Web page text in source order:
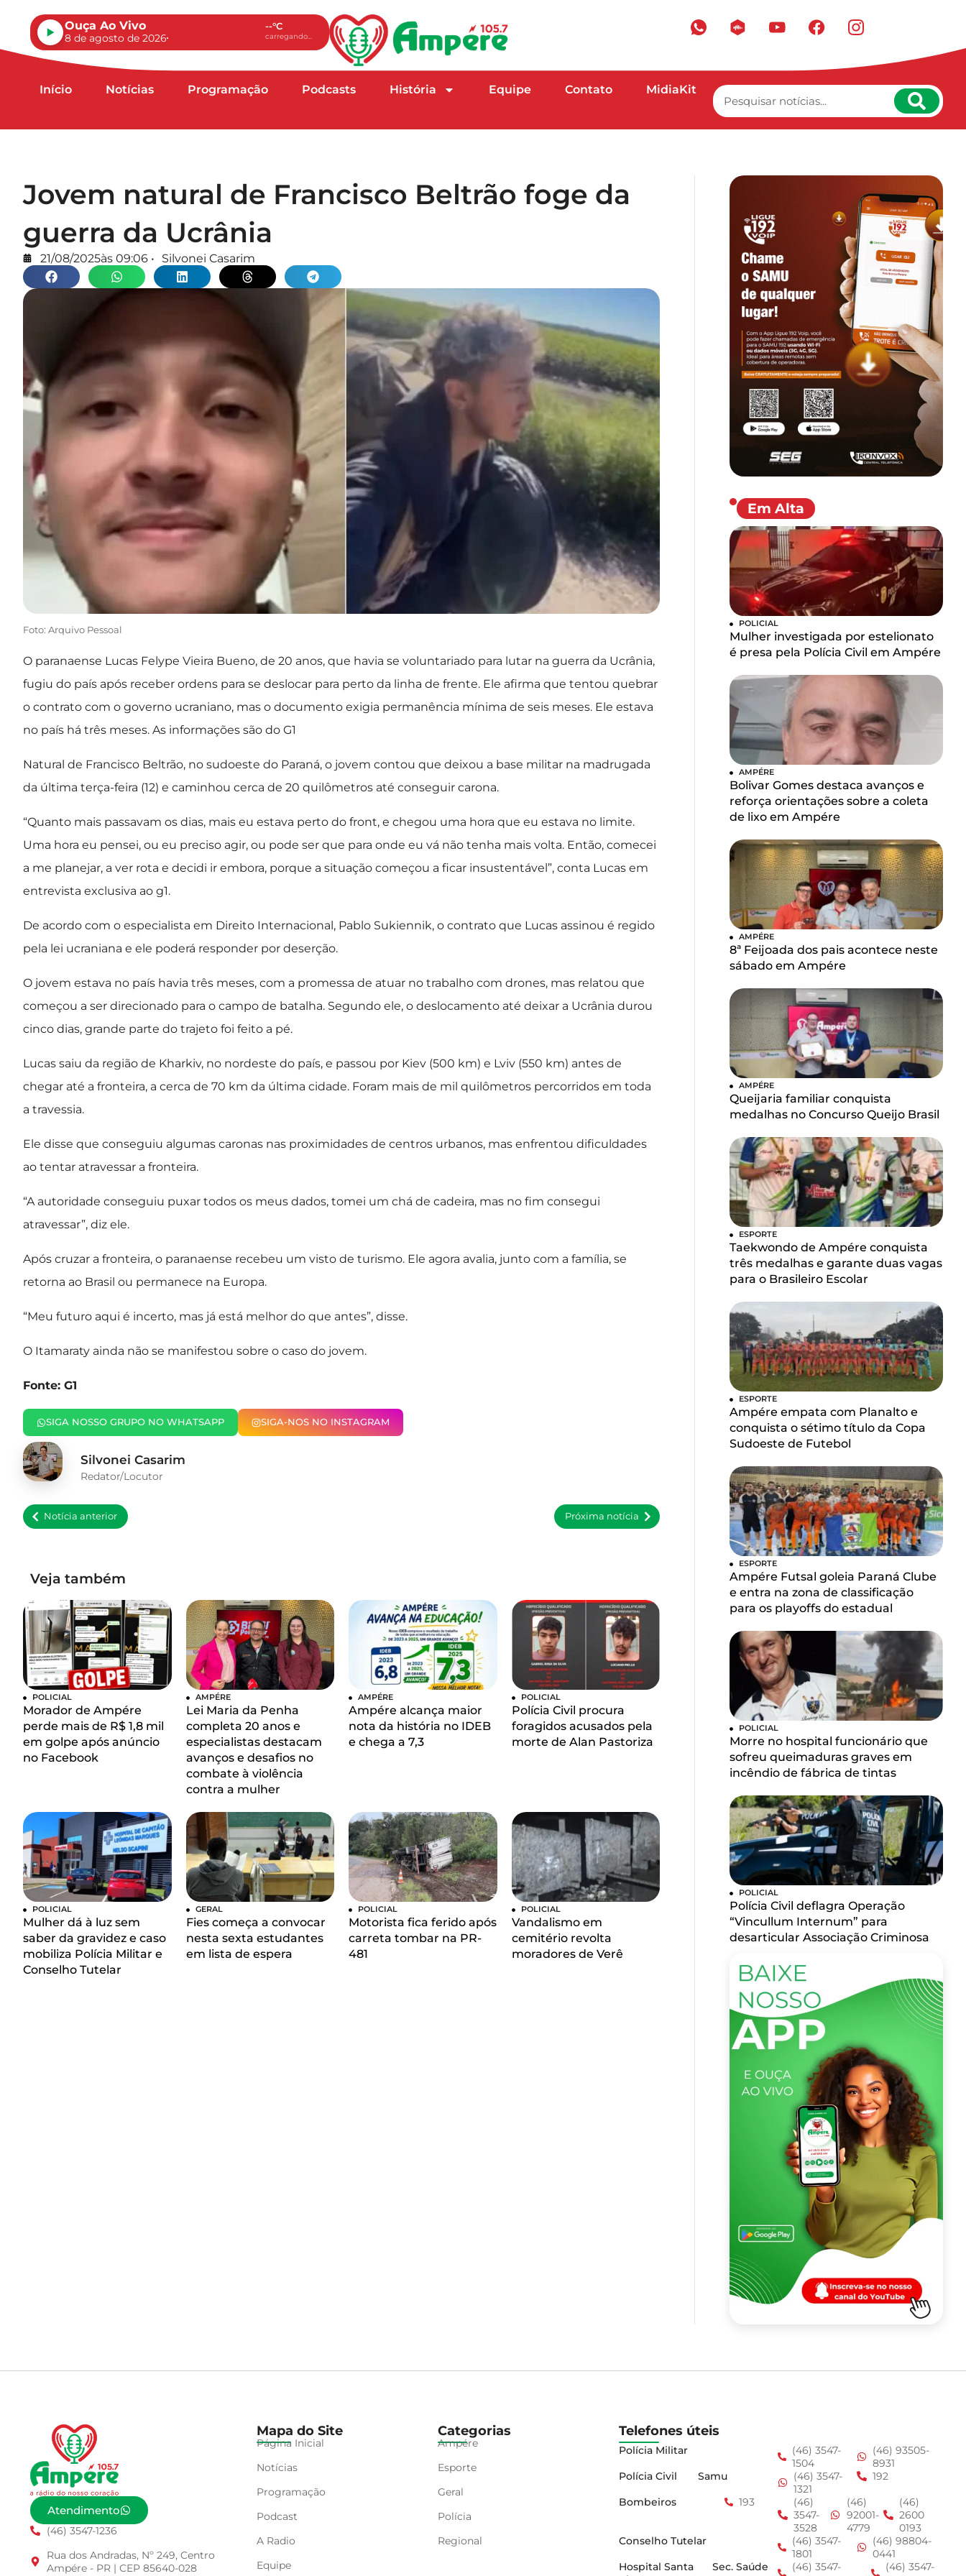
Ouça Ao Vivo
8 de agosto de 2026
--°C
carregando...
Início Notícias Programação Podcasts História Equipe Contato MidiaKit
Jovem natural de Francisco Beltrão foge da
guerra da Ucrânia
21/08/2025às 09:06 • Silvonei Casarim
Foto: Arquivo Pessoal
O paranaense Lucas Felype Vieira Bueno, de 20 anos, que havia se voluntariado para lutar na guerra da Ucrânia,
fugiu do país após receber ordens para se deslocar para perto da linha de frente. Ele afirma que tentou quebrar
o contrato com o governo ucraniano, mas o documento exigia permanência mínima de seis meses. Ele estava
no país há três meses. As informações são do G1
Natural de Francisco Beltrão, no sudoeste do Paraná, o jovem contou que deixou a base militar na madrugada
da última terça-feira (12) e caminhou cerca de 20 quilômetros até conseguir carona.
“Quanto mais passavam os dias, mais eu estava perto do front, e chegou uma hora que eu estava no limite.
Uma hora eu pensei, ou eu preciso agir, ou pode ser que para onde eu vá não tenha mais volta. Então, comecei
a me planejar, a ver rota e decidi ir embora, porque a situação começou a ficar insustentável”, conta Lucas em
entrevista exclusiva ao g1.
De acordo com o especialista em Direito Internacional, Pablo Sukiennik, o contrato que Lucas assinou é regido
pela lei ucraniana e ele poderá responder por deserção.
O jovem estava no país havia três meses, com a promessa de atuar no trabalho com drones, mas relatou que
começou a ser direcionado para o campo de batalha. Segundo ele, o deslocamento até deixar a Ucrânia durou
cinco dias, grande parte do trajeto foi feito a pé.
Lucas saiu da região de Kharkiv, no nordeste do país, e passou por Kiev (500 km) e Lviv (550 km) antes de
chegar até a fronteira, a cerca de 70 km da última cidade. Foram mais de mil quilômetros percorridos em toda
a travessia.
Ele disse que conseguiu algumas caronas nas proximidades de centros urbanos, mas enfrentou dificuldades
ao tentar atravessar a fronteira.
“A autoridade conseguiu puxar todos os meus dados, tomei um chá de cadeira, mas no fim consegui
atravessar”, diz ele.
Após cruzar a fronteira, o paranaense recebeu um visto de turismo. Ele agora avalia, junto com a família, se
retorna ao Brasil ou permanece na Europa.
“Meu futuro aqui é incerto, mas já está melhor do que antes”, disse.
O Itamaraty ainda não se manifestou sobre o caso do jovem.
Fonte: G1
SIGA NOSSO GRUPO NO WHATSAPP SIGA-NOS NO INSTAGRAM
Silvonei Casarim
Redator/Locutor
Notícia anterior Próxima notícia
Veja também
POLICIAL
Morador de Ampére
perde mais de R$ 1,8 mil
em golpe após anúncio
no Facebook
AMPÉRE
Lei Maria da Penha
completa 20 anos e
especialistas destacam
avanços e desafios no
combate à violência
contra a mulher
AMPÉRE
Ampére alcança maior
nota da história no IDEB
e chega a 7,3
POLICIAL
Polícia Civil procura
foragidos acusados pela
morte de Alan Pastoriza
POLICIAL
Mulher dá à luz sem
saber da gravidez e caso
mobiliza Polícia Militar e
Conselho Tutelar
GERAL
Fies começa a convocar
nesta sexta estudantes
em lista de espera
POLICIAL
Motorista fica ferido após
carreta tombar na PR-
481
POLICIAL
Vandalismo em
cemitério revolta
moradores de Verê
Em Alta
POLICIAL
Mulher investigada por estelionato
é presa pela Polícia Civil em Ampére
AMPÉRE
Bolivar Gomes destaca avanços e
reforça orientações sobre a coleta
de lixo em Ampére
AMPÉRE
8ª Feijoada dos pais acontece neste
sábado em Ampére
AMPÉRE
Queijaria familiar conquista
medalhas no Concurso Queijo Brasil
ESPORTE
Taekwondo de Ampére conquista
três medalhas e garante duas vagas
para o Brasileiro Escolar
ESPORTE
Ampére empata com Planalto e
conquista o sétimo título da Copa
Sudoeste de Futebol
ESPORTE
Ampére Futsal goleia Paraná Clube
e entra na zona de classificação
para os playoffs do estadual
POLICIAL
Morre no hospital funcionário que
sofreu queimaduras graves em
incêndio de fábrica de tintas
POLICIAL
Polícia Civil deflagra Operação
“Vincullum Internum” para
desarticular Associação Criminosa
Atendimento
(46) 3547-1236
Rua dos Andradas, Nº 249, Centro
Ampére - PR | CEP 85640-028
Mapa do Site
Página Inicial
Notícias
Programação
Podcast
A Radio
Equipe
Categorias
Ampére
Esporte
Geral
Polícia
Regional
Telefones úteis
Polícia Militar
(46) 3547-
1504
(46) 93505-
8931
Polícia Civil
Samu
(46) 3547-
1321
192
Bombeiros
193
(46)
3547-
3528
(46)
92001-
4779
(46)
2600
0193
Conselho Tutelar
(46) 3547-
1801
(46) 98804-
0441
Hospital Santa
Sec. Saúde
(46) 3547-
(46) 3547-